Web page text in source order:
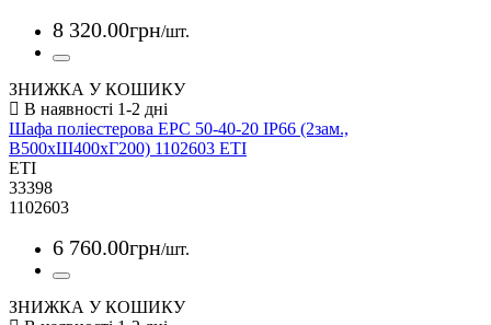
8 320.00грн/шт.
ЗНИЖКА У КОШИКУ
Шафа поліестерова EPC 50-40-20 IP66 (2зам.,
В500xШ400xГ200) 1102603 ETI
ETI
33398
1102603
6 760.00грн/шт.
ЗНИЖКА У КОШИКУ